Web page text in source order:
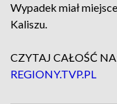
Wypadek miał
Kaliszu.
CZYTAJ CAŁOŚĆ
REGIONY.TVP.PL